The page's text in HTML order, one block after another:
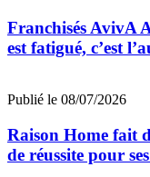
Franchisés AvivA
est fatigué, c’est
Publié le 08/07/2026
Raison Home fait
de réussite pour